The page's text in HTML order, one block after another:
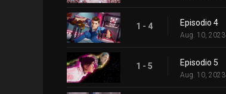
1 - 4 Episodio 4
Aug. 10, 2023
1 - 5 Episodio 5
Aug. 10, 2023